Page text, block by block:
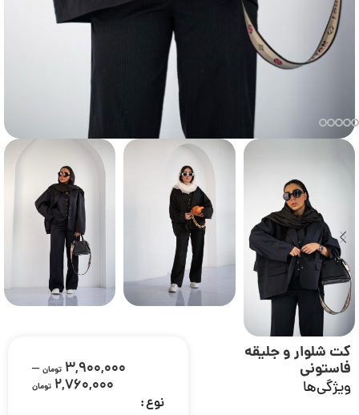
کت شلوار و جلیقه
فاستونی
ویژگی‌ها
3,900,000 تومان –
2,760,000 تومان
نوع